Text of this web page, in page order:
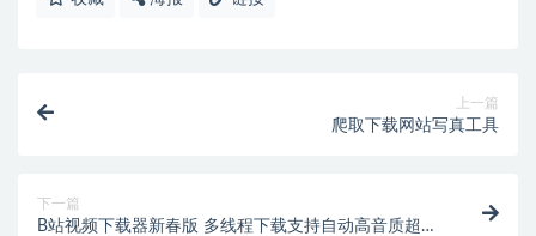
上一篇
爬取下载网站写真工具
下一篇
B站视频下载器新春版 多线程下载支持自动高音质超清